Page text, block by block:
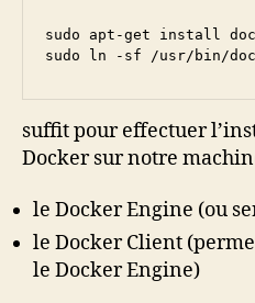
sudo apt-get install
sudo ln -sf /usr/bin/
suffit pour effectuer
Docker sur notre
le Docker Engine (ou
le Docker Client
le Docker Engine)